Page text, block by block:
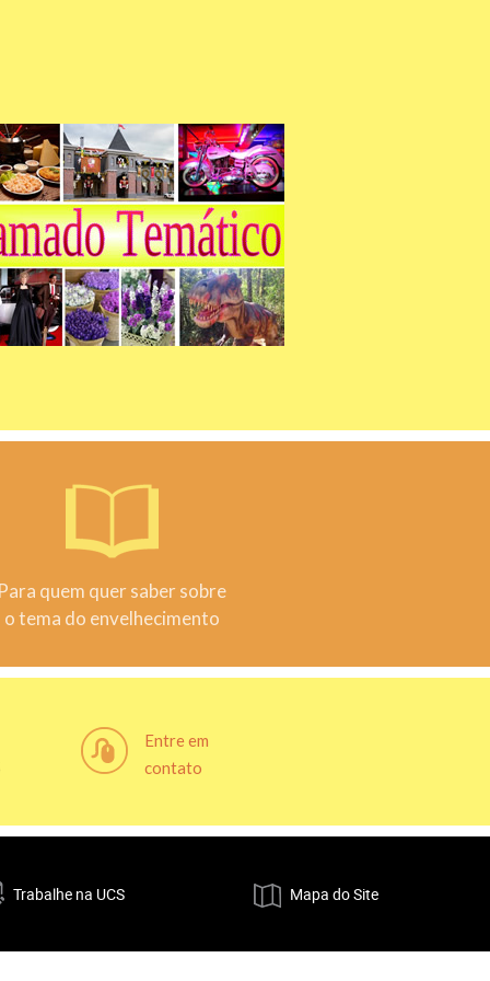
Para quem quer saber sobre
o tema do envelhecimento
Entre em
contato
Trabalhe na UCS Mapa do Site